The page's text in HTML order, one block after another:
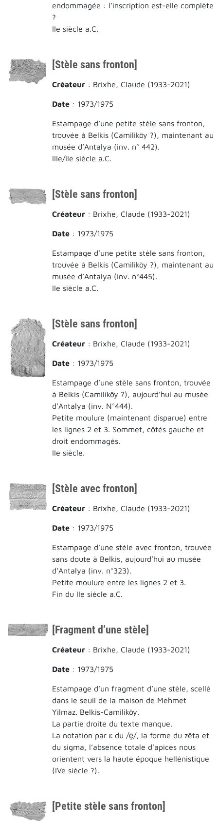
endommagée : l’inscription est-elle complète
?
IIe siècle a.C.
[Stèle sans fronton]
Créateur : Brixhe, Claude (1933-2021)
Date : 1973/1975
Estampage d’une petite stèle sans fronton,
trouvée à Belkis (Camiliköy ?), maintenant au
musée d’Antalya (inv. n° 442).
IIIe/IIe siècle a.C.
[Stèle sans fronton]
Créateur : Brixhe, Claude (1933-2021)
Date : 1973/1975
Estampage d’une petite stèle sans fronton,
trouvée à Belkis (Camiliköy ?), maintenant au
musée d’Antalya (inv. n°445).
IIe siècle a.C.
[Stèle sans fronton]
Créateur : Brixhe, Claude (1933-2021)
Date : 1973/1975
Estampage d’une stèle sans fronton, trouvée
à Belkis (Camiliköy ?), aujourd’hui au musée
d’Antalya (inv. N°444).
Petite moulure (maintenant disparue) entre
les lignes 2 et 3. Sommet, côtés gauche et
droit endommagés.
IIe siècle.
[Stèle avec fronton]
Créateur : Brixhe, Claude (1933-2021)
Date : 1973/1975
Estampage d’une stèle avec fronton, trouvée
sans doute à Belkis, aujourd’hui au musée
d’Antalya (inv. n°323).
Petite moulure entre les lignes 2 et 3.
Fin du IIe siècle a.C.
[Fragment d’une stèle]
Créateur : Brixhe, Claude (1933-2021)
Date : 1973/1975
Estampage d’un fragment d’une stèle, scellé
dans le seuil de la maison de Mehmet
Yilmaz. Belkis-Camiliköy.
La partie droite du texte manque.
La notation par ε du /ę̄/, la forme du zêta et
du sigma, l’absence totale d’apices nous
orientent vers la haute époque hellénistique
(IVe siècle ?).
[Petite stèle sans fronton]